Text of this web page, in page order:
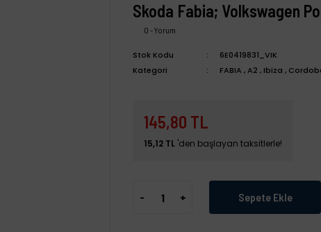
Skoda Fabia; Volkswagen
0 - Yorum
Stok Kodu
6E0419831_VIK
Kategori
FABIA ,A2 , Ibiza ,
145,80 TL
15,12 TL 'den başlayan taksitlerle!
- + Sepete Ekle